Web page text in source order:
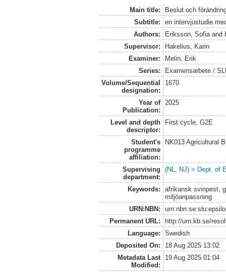
Main title:
Beslut och
Subtitle:
en intervjustudie
Authors:
Eriksson, Sofia and
Supervisor:
Hakelius, Karin
Examiner:
Melin, Erik
Series:
Examensarbete /
Volume/Sequential
designation:
1670
Year of
Publication:
2025
Level and depth
descriptor:
First cycle, G2E
Student's
programme
affiliation:
NK013 Agricultural
Supervising
department:
(NL, NJ) > Dept. of
Keywords:
afrikansk svinpest,
miljöanpassning
URN:NBN:
Permanent URL:
http://urn.kb.se/
Language:
Swedish
Deposited On:
18 Aug 2025 13:02
Metadata Last
Modified:
19 Aug 2025 01:04